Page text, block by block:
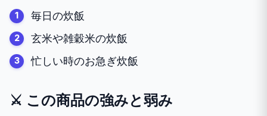
毎日の炊飯
玄米や雑穀米の炊飯
忙しい時のお急ぎ炊飯
⚔️ この商品の強みと弱み